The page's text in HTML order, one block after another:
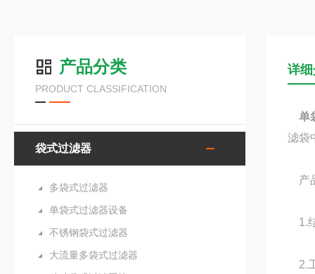
产品分类
PRODUCT CLASSIFICATION
袋式过滤器
多袋式过滤器
单袋式过滤器设备
不锈钢袋式过滤器
大流量多袋式过滤器
详
单
滤袋
产
1.
2.